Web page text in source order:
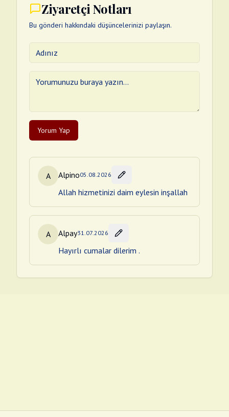
Ziyaretçi Notları
Bu gönderi hakkındaki düşüncelerinizi paylaşın.
Yorum Yap
A Alpino05.08.2026
Allah hizmetinizi daim eylesin inşallah
A Alpay31.07.2026
Hayırlı cumalar dilerim .